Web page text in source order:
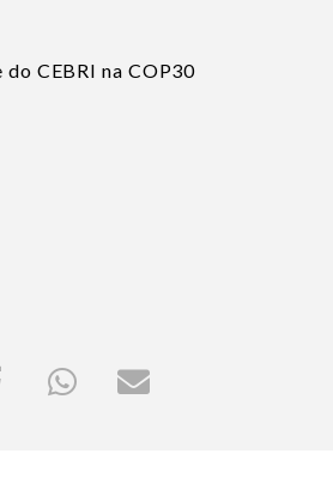
do CEBRI na COP30